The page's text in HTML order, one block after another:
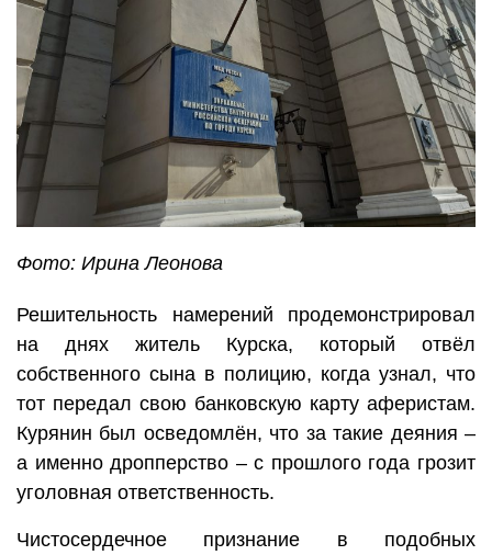
Фото: Ирина Леонова
Решительность намерений продемонстрировал
на днях житель Курска, который отвёл
собственного сына в полицию, когда узнал, что
тот передал свою банковскую карту аферистам.
Курянин был осведомлён, что за такие деяния –
а именно дропперство – с прошлого года грозит
уголовная ответственность.
Чистосердечное признание в подобных